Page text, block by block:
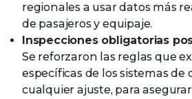
regionales a usar datos más
de pasajeros y equipaje.
Inspecciones obligatorias
Se reforzaron las reglas que
específicas de los sistemas de
cualquier ajuste, para